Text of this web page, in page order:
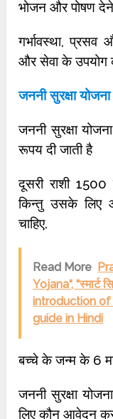
भोजन और पोषण देने
गर्भावस्था,
और सेवा के उपयोग
जननी सुरक्षा
जननी सुरक्षा
रूपय दी जाती है
दूसरी राशी
किन्तु उसके लिए
चाहिए.
Read More
Yojana“, “स्मार्ट
introduction
guide in Hindi
बच्चे के जन्म के 6
जननी सुरक्षा
लिए कौन आवेदन